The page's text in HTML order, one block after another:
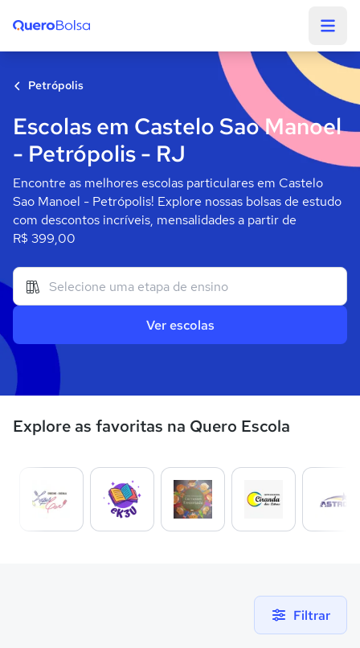
Petrópolis
Escolas em Castelo Sao Manoel
- Petrópolis - RJ
Encontre as melhores escolas particulares em Castelo
Sao Manoel - Petrópolis! Explore nossas bolsas de estudo
com descontos incríveis, mensalidades a partir de
R$ 399,00
Ver escolas
Explore as favoritas na Quero Escola
Filtrar